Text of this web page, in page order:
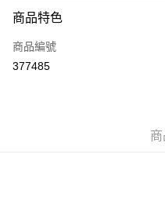
信用卡
Apple Pay
商品特色
商品編號
377485